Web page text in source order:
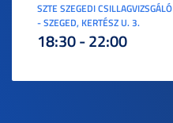
SZTE SZEGEDI CSILLAGVIZSGÁLÓ
- SZEGED, KERTÉSZ U. 3.
18:30 - 22:00